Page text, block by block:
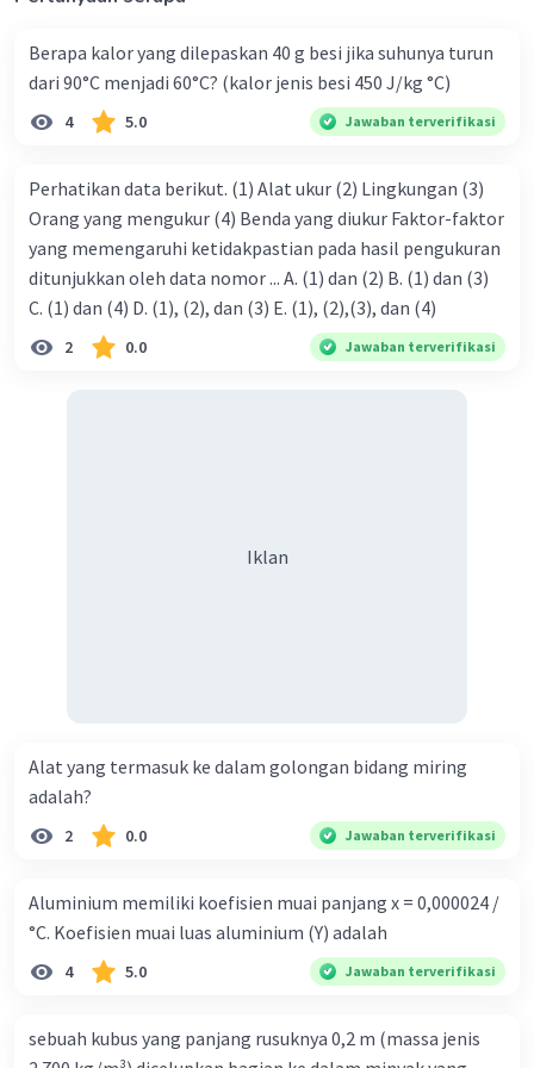
= 2 Ampere
Berdasarkan hukum Kirchoff :
Beri Rating ·0.0(0) Balas
Berapa kalor yang dilepaskan 40 g besi jika suhunya turun
dari 90°C menjadi 60°C? (kalor jenis besi 450 J/kg °C)
4 5.0 Jawaban terverifikasi
Perhatikan data berikut. (1) Alat ukur (2) Lingkungan (3)
Orang yang mengukur (4) Benda yang diukur Faktor-faktor
yang memengaruhi ketidakpastian pada hasil pengukuran
ditunjukkan oleh data nomor ... A. (1) dan (2) B. (1) dan (3)
C. (1) dan (4) D. (1), (2), dan (3) E. (1), (2),(3), dan (4)
2 0.0 Jawaban terverifikasi
Iklan
Alat yang termasuk ke dalam golongan bidang miring
adalah?
2 0.0 Jawaban terverifikasi
Aluminium memiliki koefisien muai panjang x = 0,000024 /
°C. Koefisien muai luas aluminium (Y) adalah
4 5.0 Jawaban terverifikasi
sebuah kubus yang panjang rusuknya 0,2 m (massa jenis